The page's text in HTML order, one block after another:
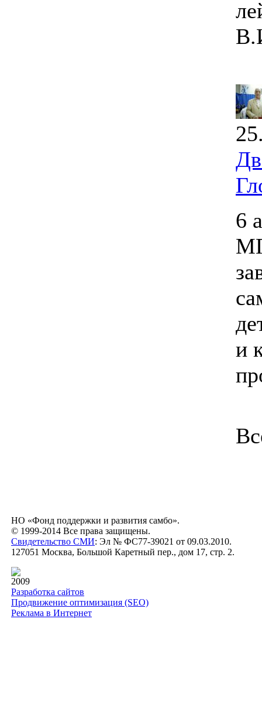
6
и
НО «Фонд поддержки и развития самбо».
© 1999-2014 Все права защищены.
Свидетельство СМИ: Эл № ФС77-39021 от 09.03.2010.
127051 Москва, Большой Каретный пер., дом 17, стр. 2.
2009
Разработка сайтов
Продвижение оптимизация (SEO)
Реклама в Интернет